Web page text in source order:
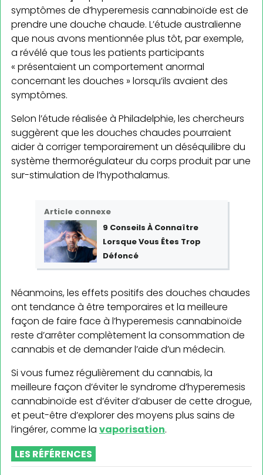
symptômes de d’hyperemesis cannabinoïde est de
prendre une douche chaude. L’étude australienne
que nous avons mentionnée plus tôt, par exemple,
a révélé que tous les patients participants
« présentaient un comportement anormal
concernant les douches » lorsqu’ils avaient des
symptômes.
Selon l’étude réalisée à Philadelphie, les chercheurs
suggèrent que les douches chaudes pourraient
aider à corriger temporairement un déséquilibre du
système thermorégulateur du corps produit par une
sur-stimulation de l’hypothalamus.
Article connexe
9 Conseils À Connaître
Lorsque Vous Êtes Trop
Défoncé
Néanmoins, les effets positifs des douches chaudes
ont tendance à être temporaires et la meilleure
façon de faire face à l’hyperemesis cannabinoïde
reste d’arrêter complètement la consommation de
cannabis et de demander l’aide d’un médecin.
Si vous fumez régulièrement du cannabis, la
meilleure façon d’éviter le syndrome d’hyperemesis
cannabinoïde est d’éviter d’abuser de cette drogue,
et peut-être d’explorer des moyens plus sains de
l’ingérer, comme la vaporisation.
LES RÉFÉRENCES